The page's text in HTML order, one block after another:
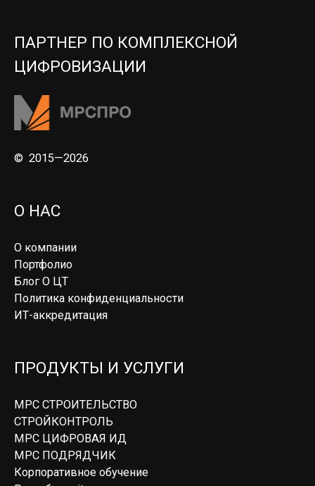
ПАРТНЕР ПО КОМПЛЕКСНОЙ
ЦИФРОВИЗАЦИИ
© 2015—2026
О НАС
О компании
Портфолио
Блог О ЦТ
Политика конфиденциальности
ИТ-аккредитация
ПРОДУКТЫ И УСЛУГИ
МРС СТРОИТЕЛЬСТВО
СТРОЙКОНТРОЛЬ
МРС ЦИФРОВАЯ ИД
МРС ПОДРЯДЧИК
Корпоративное обучение